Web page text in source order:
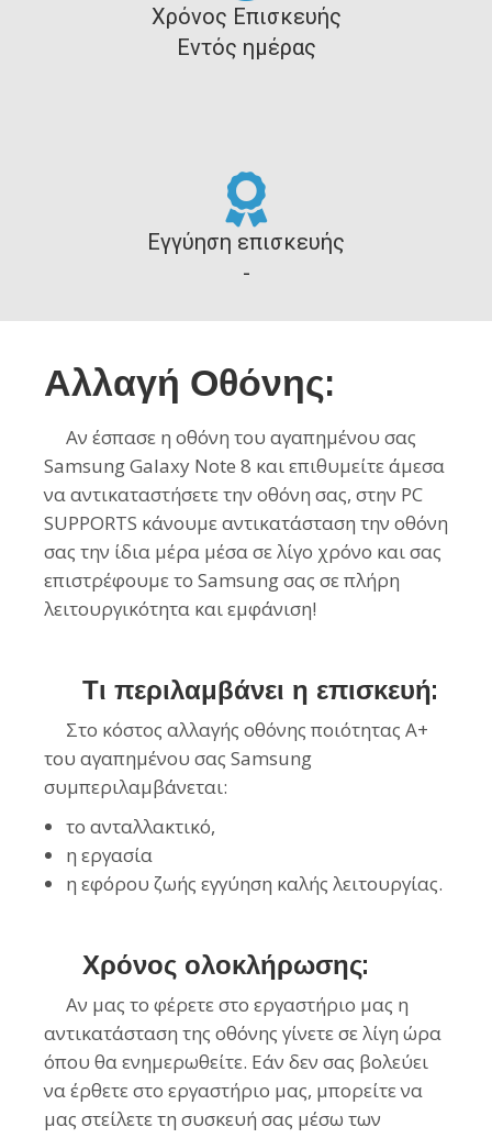
Χρόνος Επισκευής
Εντός ημέρας
Εγγύηση επισκευής
-
Αλλαγή Οθόνης:
Αν έσπασε η οθόνη του αγαπημένου σας
Samsung Galaxy Note 8 και επιθυμείτε άμεσα
να αντικαταστήσετε την οθόνη σας, στην PC
SUPPORTS κάνουμε αντικατάσταση την οθόνη
σας την ίδια μέρα μέσα σε λίγο χρόνο και σας
επιστρέφουμε το Samsung σας σε πλήρη
λειτουργικότητα και εμφάνιση!
Τι περιλαμβάνει η επισκευή:
Στο κόστος αλλαγής οθόνης ποιότητας Α+
του αγαπημένου σας Samsung
συμπεριλαμβάνεται:
το ανταλλακτικό,
η εργασία
η εφόρου ζωής εγγύηση καλής λειτουργίας.
Χρόνος ολοκλήρωσης:
Αν μας το φέρετε στο εργαστήριο μας η
αντικατάσταση της οθόνης γίνετε σε λίγη ώρα
όπου θα ενημερωθείτε. Εάν δεν σας βολεύει
να έρθετε στο εργαστήριο μας, μπορείτε να
μας στείλετε τη συσκευή σας μέσω των